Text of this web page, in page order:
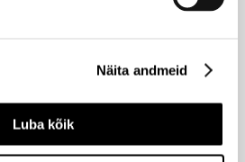
Näita andmeid
Luba kõik
24H rikkalik kreem 50ml
-25%
47,96 €